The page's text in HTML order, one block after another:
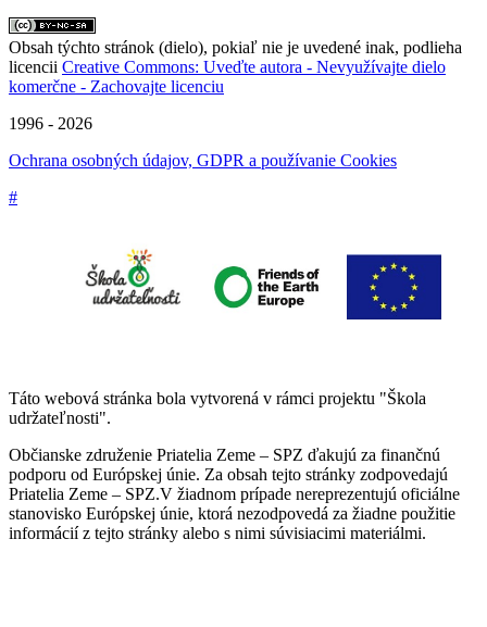
Obsah týchto stránok (dielo), pokiaľ nie je uvedené inak, podlieha
licencii Creative Commons: Uveďte autora - Nevyužívajte dielo
komerčne - Zachovajte licenciu
1996 - 2026
Ochrana osobných údajov, GDPR a používanie Cookies
#
Táto webová stránka bola vytvorená v rámci projektu "Škola
udržateľnosti".
Občianske združenie Priatelia Zeme – SPZ ďakujú za finančnú
podporu od Európskej únie. Za obsah tejto stránky zodpovedajú
Priatelia Zeme – SPZ.V žiadnom prípade nereprezentujú oficiálne
stanovisko Európskej únie, ktorá nezodpovedá za žiadne použitie
informácií z tejto stránky alebo s nimi súvisiacimi materiálmi.